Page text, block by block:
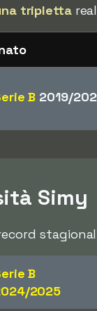
tripletta
B 2019/
Simy
B
2025